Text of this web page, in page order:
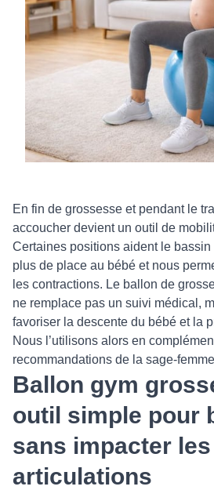
En fin de grossesse et pendant le
accoucher devient un outil de
Certaines positions aident le bassin
plus de place au bébé et nous
les contractions. Le ballon de
ne remplace pas un suivi médical,
favoriser la descente du bébé et la
Nous l’utilisons alors en
recommandations de la sage-
Ballon gym
outil simple pour
sans impacter les
articulations